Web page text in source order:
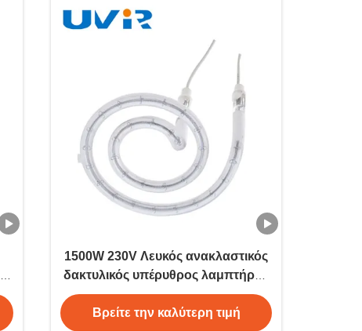
1500W 230V Λευκός ανακλαστικός
δακτυλικός υπέρυθρος λαμπτήρας
για μέρη του τουρβοτενού
Βρείτε την καλύτερη τιμή